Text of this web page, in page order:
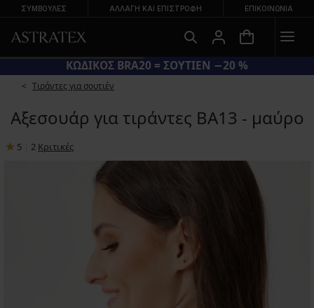
ΣΥΜΒΟΥΛΕΣ ΑΛΛΑΓΉ ΚΑΙ ΕΠΙΣΤΡΟΦΉ ΕΠΙΚΟΙΝΩΝΊΑ
ΚΩΔΙΚΟΣ BRA20 = ΣΟΥΤΙΕΝ −20 %
Τιράντες για σουτιέν
Αξεσουάρ για τιράντες BA13 - μαύρο
5 2 Κριτικές